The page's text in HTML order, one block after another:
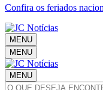
Confira os feriados
MENU
MENU
MENU